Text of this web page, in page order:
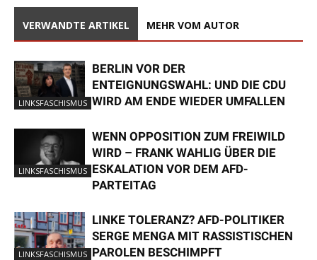
VERWANDTE ARTIKEL MEHR VOM AUTOR
LINKSFASCHISMUS
BERLIN VOR DER
ENTEIGNUNGSWAHL: UND DIE CDU
WIRD AM ENDE WIEDER UMFALLEN
LINKSFASCHISMUS
WENN OPPOSITION ZUM FREIWILD
WIRD – FRANK WAHLIG ÜBER DIE
ESKALATION VOR DEM AFD-
PARTEITAG
LINKSFASCHISMUS
LINKE TOLERANZ? AFD-POLITIKER
SERGE MENGA MIT RASSISTISCHEN
PAROLEN BESCHIMPFT